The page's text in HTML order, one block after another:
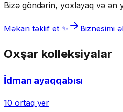
Bizə göndərin, yoxlayaq və ən
Məkan təklif et ✨ Biznesimi
Oxşar kolleksiyalar
İdman ayaqqabısı
10 ortaq yer